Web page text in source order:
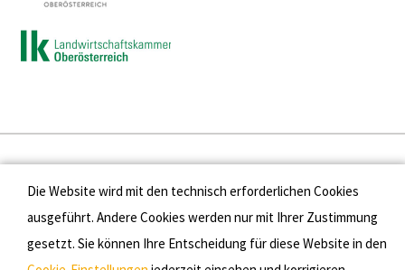
Presse
Kontakt
Datenschutz
Die Website wird mit den technisch erforderlichen Cookies
ausgeführt. Andere Cookies werden nur mit Ihrer Zustimmung
gesetzt. Sie können Ihre Entscheidung für diese Website in den